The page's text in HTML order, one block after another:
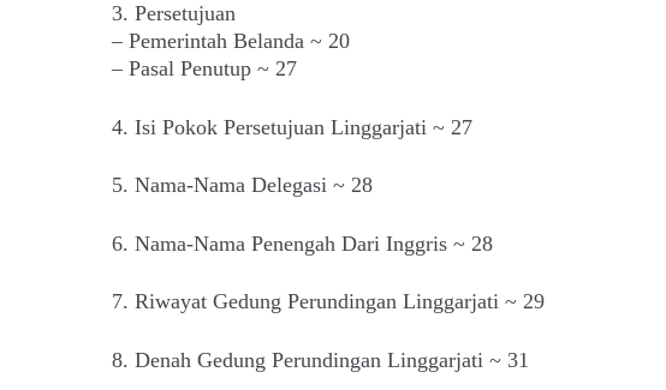
3. Persetujuan
– Pemerintah Belanda ~ 20
– Pasal Penutup ~ 27
4. Isi Pokok Persetujuan Linggarjati ~ 27
5. Nama-Nama Delegasi ~ 28
6. Nama-Nama Penengah Dari Inggris ~ 28
7. Riwayat Gedung Perundingan Linggarjati ~ 29
8. Denah Gedung Perundingan Linggarjati ~ 31